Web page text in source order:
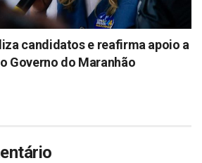
candidatos e reafirma apoio a
Governo do Maranhão